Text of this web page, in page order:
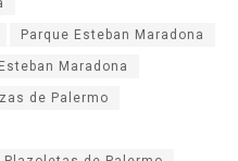
Parque Esteban Maradona
Maradona
de Palermo